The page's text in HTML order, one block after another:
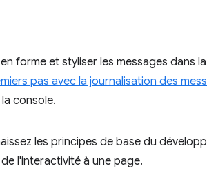
forme et styliser les messages dans la
pas avec la journalisation des
console.
les principes de base du
l'interactivité à une page.